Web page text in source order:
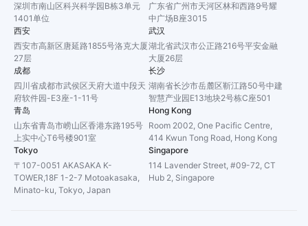
深圳市南山区科兴科学园B栋3单元
1401单位
广东省广州市天河区林和西路9号耀
中广场B座3015
西安
西安市高新区唐延路1855号洛克大厦
27层
武汉
湖北省武汉市公正路216号平安金融
大厦26层
成都
四川省成都市武侯区天府大道中段天
府软件园-E3座-1-11号
长沙
湖南省长沙市岳麓区靳江路50号中建
智慧产业园E13地块2号栋C座501
青岛
山东省青岛市崂山区香港东路195号
上实中心T6号楼901室
Hong Kong
Room 2002, One Pacific Centre,
414 Kwun Tong Road, Hong Kong
Tokyo
〒107-0051 AKASAKA K-
TOWER,18F 1-2-7 Motoakasaka,
Minato-ku, Tokyo, Japan
Singapore
114 Lavender Street, #09-72, CT
Hub 2, Singapore